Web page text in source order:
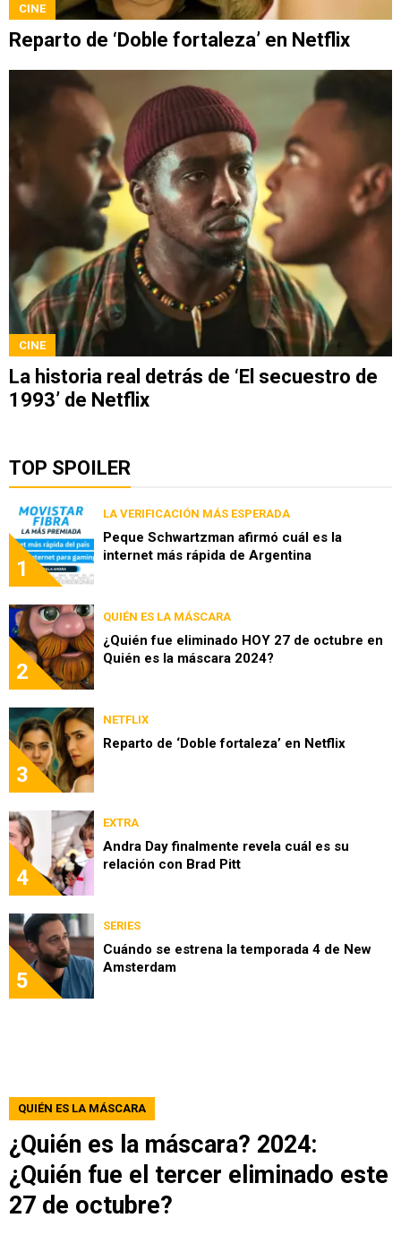
CINE
Reparto de ‘Doble fortaleza’ en Netflix
CINE
La historia real detrás de ‘El secuestro de
1993’ de Netflix
TOP SPOILER
1
LA VERIFICACIÓN MÁS ESPERADA
Peque Schwartzman afirmó cuál es la
internet más rápida de Argentina
2
QUIÉN ES LA MÁSCARA
¿Quién fue eliminado HOY 27 de octubre en
Quién es la máscara 2024?
3
NETFLIX
Reparto de ‘Doble fortaleza’ en Netflix
4
EXTRA
Andra Day finalmente revela cuál es su
relación con Brad Pitt
5
SERIES
Cuándo se estrena la temporada 4 de New
Amsterdam
QUIÉN ES LA MÁSCARA
¿Quién es la máscara? 2024:
¿Quién fue el tercer eliminado este
27 de octubre?